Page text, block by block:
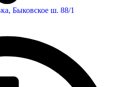
Быковское ш. 88/1